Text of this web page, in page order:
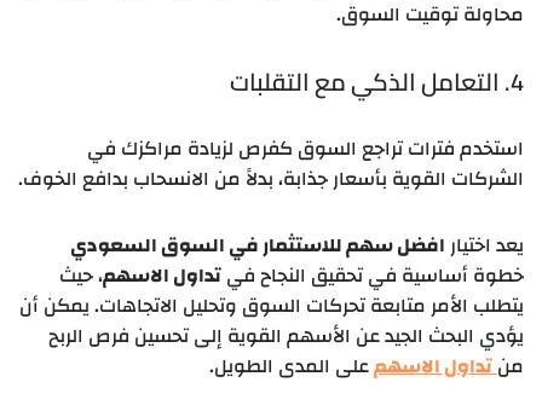
محاولة توقيت السوق.
4. التعامل الذكي مع التقلبات
استخدم فترات تراجع السوق كفرص لزيادة مراكزك في
الشركات القوية بأسعار جذابة، بدلاً من الانسحاب بدافع الخوف.
يعد اختيارافضل سهم للاستثمار في السوق السعودي
خطوة أساسية في تحقيق النجاح فيتداول الاسهم، حيث
يتطلب الأمر متابعة تحركات السوق وتحليل الاتجاهات. يمكن أن
يؤدي البحث الجيد عن الأسهم القوية إلى تحسين فرص الربح
منتداول الاسهمعلى المدى الطويل.